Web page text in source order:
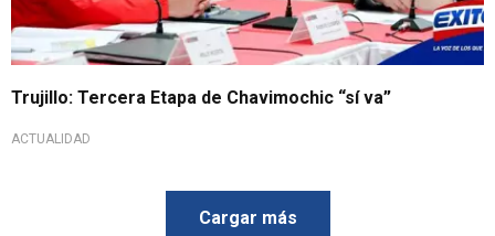
Trujillo: Tercera Etapa de Chavimochic “sí va”
ACTUALIDAD
Cargar más